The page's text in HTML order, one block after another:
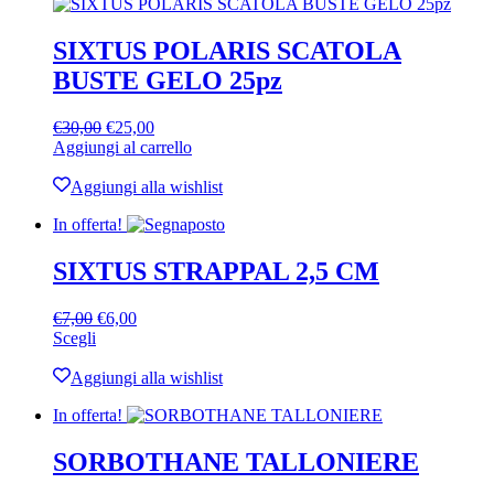
SIXTUS POLARIS SCATOLA
BUSTE GELO 25pz
€30,00 Il
prezzo
era:
€25,00Il
prezzo
è:
Aggiungi al carrello
Aggiungi alla wishlist
In offerta!
SIXTUS STRAPPAL 2,5 CM
€7,00 Il
era:
€6,00Il
è:
Scegli
ha
varianti.
opzioni
possono
Aggiungi alla wishlist
In offerta!
SORBOTHANE TALLONIERE